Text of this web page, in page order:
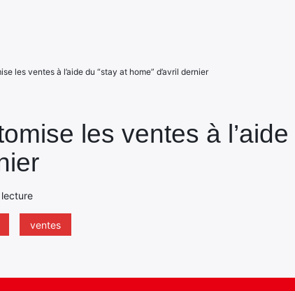
les ventes à l’aide
ventes
les ventes à l’aide du “stay at home” d’avril dernier